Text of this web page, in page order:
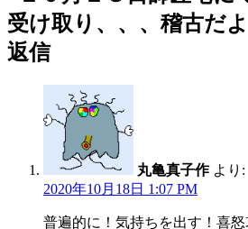
受け取り、、、稽古だ
返信
丸亀真子作 より:
2020年10月18日 1:07 PM
普遍的に！気持ちを出す！喜怒